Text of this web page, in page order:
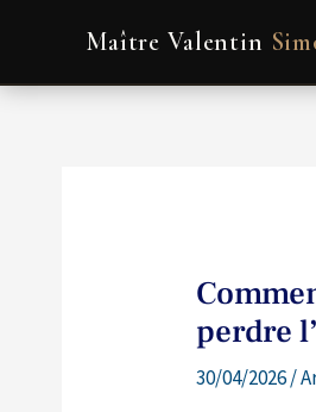
Maître Valentin
perdre
30/04/2026/
de